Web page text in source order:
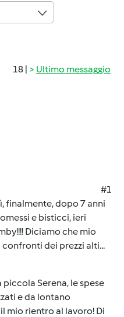
18 | Ultimo messaggio
#1
finalmente, dopo 7 anni
e bisticci, ieri
Diciamo che mio
dei prezzi alti...
Serena, le spese
e da lontano
mio rientro al lavoro! Di